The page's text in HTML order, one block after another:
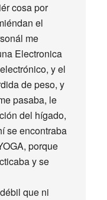
cosa por
el
me
Electronica
y el
de peso, y
pasaba, le
del hígado,
se encontraba
porque
y se
que ni